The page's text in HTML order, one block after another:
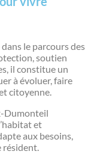
le parcours des
soutien
il constitue un
à évoluer, faire
citoyenne.
Dumonteil
et
aux besoins,
résident.